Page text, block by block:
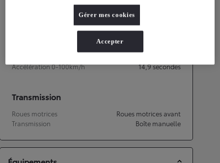
Accélération 0-100km/h
14,9secondes
Transmission
Roues motrices
Roues motrices avant
Transmission
Boîte manuelle
Gérer mes cookies
Accepter